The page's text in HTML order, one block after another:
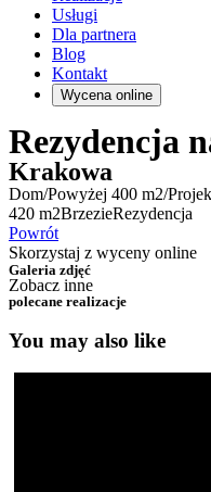
Usługi
Dla partnera
Blog
Kontakt
Wycena online
Rezydencja
Krakowa
Dom/Powyżej 400 m2/
420 m2BrzezieRezydencja
Powrót
Skorzystaj z wyceny online
Galeria zdjęć
Zobacz inne
polecane realizacje
You may also like